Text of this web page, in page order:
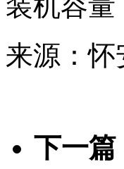
来源：
下一篇